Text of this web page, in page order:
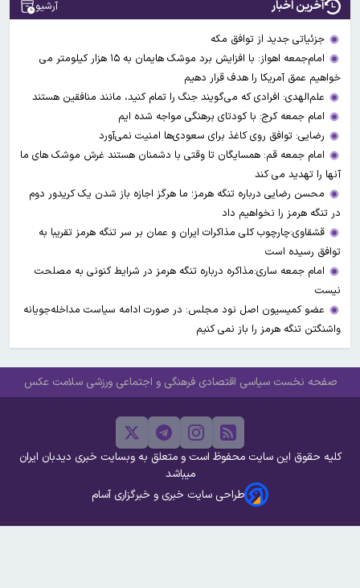
آخرین اخبار آرشیو
جزئیاتی جدید از توافق مکه
امام‌جمعه اهواز: با افزایش برد موشک هایمان به ۱۵ هزار کیلومتر می
خواهیم عمق آمریکا را هدف قرار دهیم
علم‌الهدی: افرادی که می‌گویند جنگ را تمام کنید، مانند منافقین هستند
امام جمعه کرج: با کودتای برهنگی مواجه شده ایم
رضایی: توافق روی کاغذ برای سعودی‌ها امنیت نمی‌آورد
امام جمعه قم: همسایگان تا وقتی با دشمنان هستند غرش موشک های ما
آنها را تهدید می کند
محسن رضایی درباره تنگه هرمز؛ ما هرگز اجازه باز شدن یک کریدور دوم
در تنگه هرمز را نخواهیم داد
قشقاوی:چارچوب کلی مذاکرات ایران و عمان بر سر تنگه هرمز تقریبا به
توافق رسیده است
امام جمعه ساری:مذاکره درباره تنگه هرمز در شرایط کنونی به مصلحت
نیست
عضو کمیسیون اصل نود مجلس: در صورت ادامه سیاست مداخله‌جویانه
واشنگتن تنگه هرمز را باز نمی کنیم
صفحه نخست سیاسی اقتصادی فرهنگی و اجتماعی ورزشی سلامت عکس
کلیه حقوق این سایت محفوظ است و متعلق به وبسایت خبری دیدبان ایران
میباشد
طراحی سایت خبری و خبرگزاری آسام